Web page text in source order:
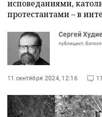
исповеданиями,
протестантами – в
Сергей
публицист,
11 сентября 2024, 12:16 11